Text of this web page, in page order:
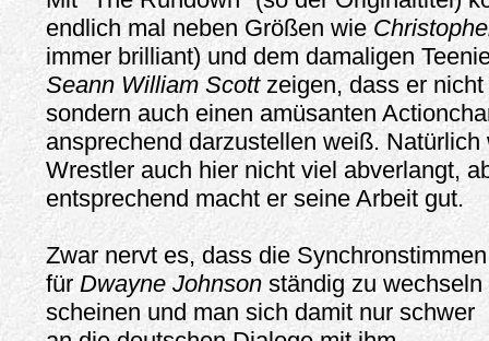
endlich mal neben Größen wie
immer brilliant) und dem damaligen
Seann William Scottzeigen, dass er nicht
sondern auch einen amüsanten
ansprechend darzustellen weiß. Natürlich
Wrestler auch hier nicht viel abverlangt,
entsprechend macht er seine Arbeit gut.
Zwar nervt es, dass die Synchronstimmen
für Dwayne Johnson ständig zu wechseln
scheinen und man sich damit nur schwer